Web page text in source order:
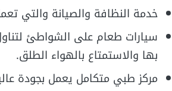
خدمة النظافة والصيانة والتي
سيارات طعام على الشواطئ
بها والاستمتاع بالهواء الطلق.
مركز طبي متكامل يعمل بجودة